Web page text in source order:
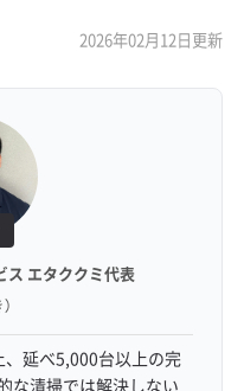
2026年02月12日更新
ス エタククミ代表
延べ5,000台以上の完
な清掃では解決しない